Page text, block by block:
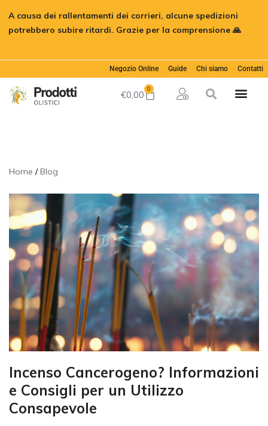
A causa dei rallentamenti dei corrieri, alcune spedizioni
potrebbero subire ritardi. Grazie per la comprensione 🙏
Negozio Online Guide Chi siamo Contatti
€0,00 0
Home Blog
Incenso Cancerogeno? Informazioni
e Consigli per un Utilizzo
Consapevole